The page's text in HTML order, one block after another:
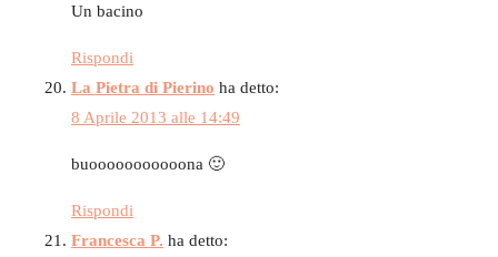
Un bacino
Rispondi
La Pietra di Pierino ha detto:
8 Aprile 2013 alle 14:49
buooooooooooona 🙂
Rispondi
Francesca P. ha detto: